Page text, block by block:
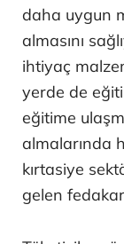
daha uygun
almasını
ihtiyaç
yerde de
eğitime
almalarında
kırtasiye
gelen